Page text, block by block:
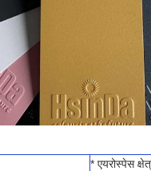
* एयरोस्पेस